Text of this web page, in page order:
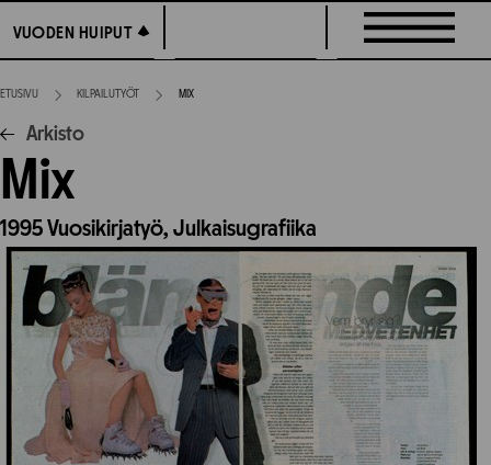
suoraan
sisältöön
VUODEN HUIPUT
VUODEN HUIPUT
ETUSIVU KILPAILUTYÖT MIX
Arkisto
Mix
1995Vuosikirjatyö, Julkaisugrafiika